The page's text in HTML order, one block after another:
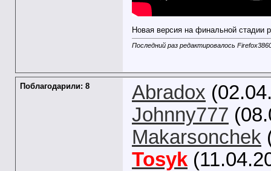
Новая версия на финальной стадии
Последний раз редактировалось
Поблагодарили: 8 Abradox
Johnny777
Makarsonchek
Tosyk